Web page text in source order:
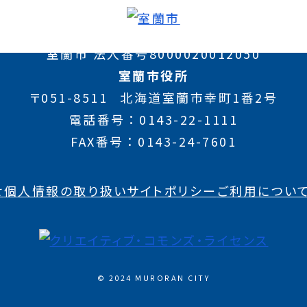
室蘭市 法人番号8000020012050
室蘭市役所
〒051-8511
北海道室蘭市幸町1番2号
電話番号
0143-22-1111
FAX番号
0143-24-7601
個人情報の取り扱いサイトポリシーご利用について
© 2024 MURORAN CITY